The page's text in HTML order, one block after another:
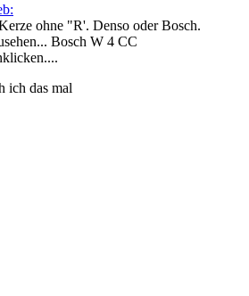
ohne "R'. Denso oder Bosch.
Bosch W 4 CC
ich das mal